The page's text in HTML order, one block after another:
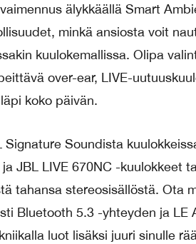
älykkäällä Smart
minkä ansiosta voit
kuulokemallissa. Olipa
over-ear, LIVE-
koko päivän.
Signature Soundista
JBL LIVE 670NC -kuulokkeet
tahansa stereosisällöstä. Ota
Bluetooth 5.3 -yhteyden ja LE
luot lisäksi juuri sinulle